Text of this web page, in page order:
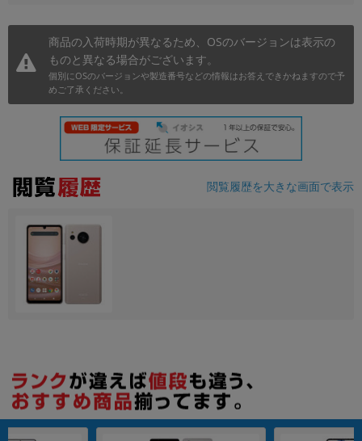
商品の入荷時期が異なるため、OSのバージョンは表示の
ものと異なる場合がございます。
個別にOSのバージョンや製造番号などの情報はお答えできかねますので予
めご了承ください。
閲覧履歴を大きな画面で表示
発売日
月 から
年 月 まで
各項目のチェックボックスは「or検索」となります。